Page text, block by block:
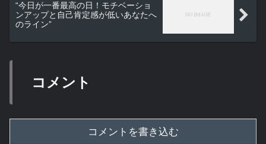
“今日が一番最高の日！モチベーショ
ンアップと自己肯定感が低いあなたへ
のライン”
コメント
コメントを書き込む